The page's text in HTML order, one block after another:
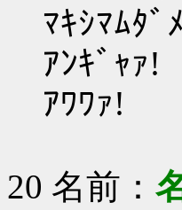
ﾏｷｼﾏﾑﾀﾞ
ｱﾝｷﾞｬｧ!
ｱﾜﾜｧ!
20 名前：